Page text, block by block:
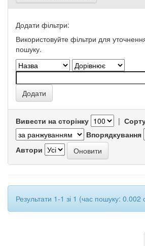
Додати фільтри:
Використовуйте фільтри для
пошуку.
Вивести на сторінку |
Впорядкування
Автори
Результати 1-1 зі 1 (час пошуку: 0.002